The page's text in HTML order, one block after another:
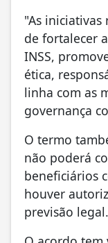
"As
de fortalecer
INSS,
ética,
linha com as
governança
O termo
não poderá
beneficiários
houver
previsão legal.